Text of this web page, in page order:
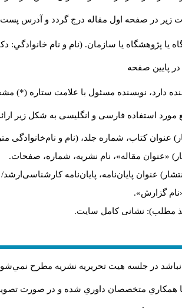
زیر در صفحه اول مقاله درج گردد و آدرس
یا پژوهشگاه یا سازمان. (نام و نام خانوادگي:
در پايين صفحه
دارد، نویسنده مسئول با علامت ستاره (*)
مورد استفاده فارسی و انگلیسی به شکل زیر
عنوان کتاب، شماره جلد، (نام و نام‌خانوادگی
«عنوان مقاله»، نام نشریه، شماره، صفحات.
عنوان پایان‌نامه، پایان‌نامه
گزارش».
اخذ مطلب): نشانی کامل سایت.
نباشد در جلسه هيت تحريريه نشريه مطرح
با همکاري متخصصان داوري شده و در صورت